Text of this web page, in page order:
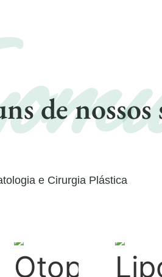
de nossos
e Cirurgia Plástica